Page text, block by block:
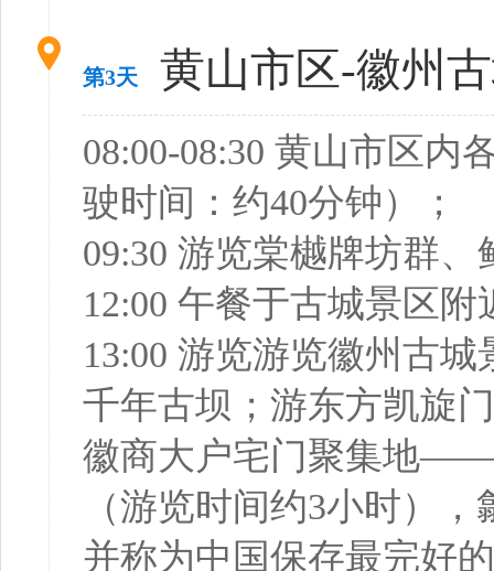
第3天 黄山市区-徽州
08:00-08:30 黄山市区内
驶时间：约40分钟）；
09:30 游览棠樾牌坊群
12:00 午餐于古城景区
13:00 游览游览徽州古
千年古坝；游东方凯旋
徽商大户宅门聚集地
（游览时间约3小时）
并称为中国保存最完好